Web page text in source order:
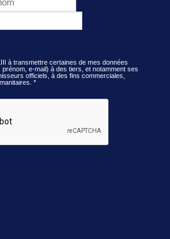
à transmettre certaines de mes données
e-mail) à des tiers, et notamment ses
officiels, à des fins commerciales,
*